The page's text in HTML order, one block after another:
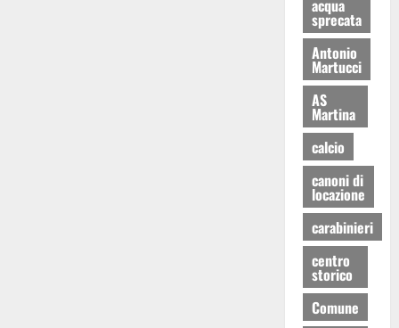
acqua
sprecata
Antonio
Martucci
AS
Martina
calcio
canoni di
locazione
carabinieri
centro
storico
Comune